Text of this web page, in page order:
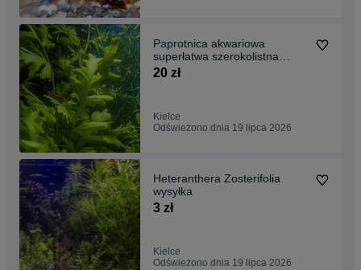
Paprotnica akwariowa
superłatwa szerokolistna
roślina na start 4x
20 zł
Kielce
Odświeżono dnia 19 lipca 2026
Heteranthera Zosterifolia
wysyłka
3 zł
Kielce
Odświeżono dnia 19 lipca 2026